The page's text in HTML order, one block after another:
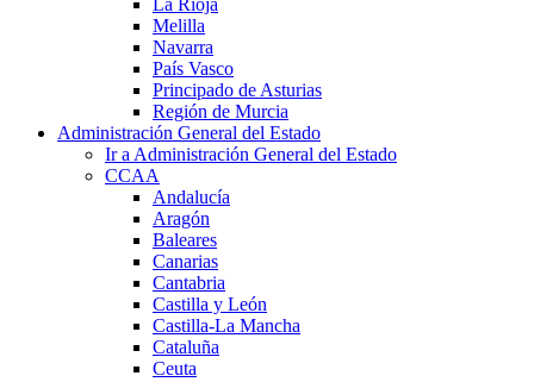
Melilla
Navarra
País Vasco
Principado de Asturias
Región de Murcia
Administración General del Estado
Ir a Administración General del Estado
CCAA
Andalucía
Aragón
Baleares
Canarias
Cantabria
Castilla y León
Castilla-La Mancha
Cataluña
Ceuta